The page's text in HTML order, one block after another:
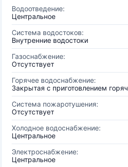
Водоотведение:
Центральное
Система водостоков:
Внутренние водостоки
Газоснабжение:
Отсутствует
Горячее водоснабжение:
Закрытая с приготовлением
Система пожаротушения:
Отсутствует
Холодное водоснабжение:
Центральное
Электроснабжение:
Центральное